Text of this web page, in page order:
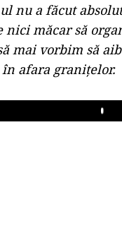
nu a făcut
măcar să
mai vorbim să
în afara granițelor.
Play